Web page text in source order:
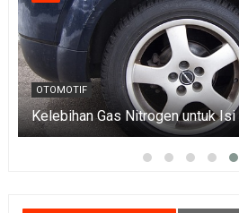
OTOMOTIF
Kelebihan Gas Nitrogen untuk Isi